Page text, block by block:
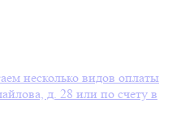
несколько видов оплаты
д. 28 или по счету в